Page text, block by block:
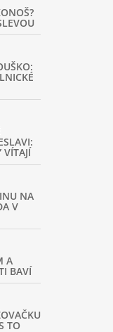
VÍTAJÍ
NA
V
A
BAVÍ
TO